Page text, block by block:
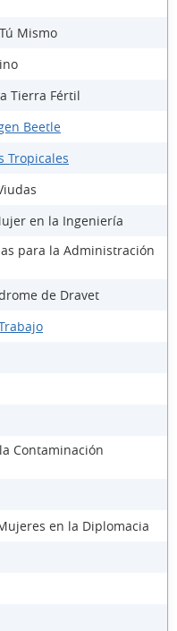
Mismo
Tierra Fértil
Beetle
Tropicales
en la Ingeniería
para la Administración
de Dravet
Contaminación
en la Diplomacia